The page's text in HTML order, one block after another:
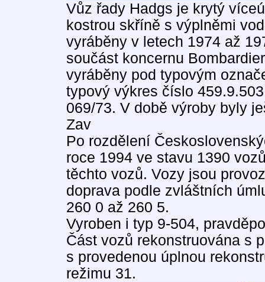
Vůz řady Hadgs je krytý
kostrou skříně s výplněmi
vyráběny v letech 1974 až
součást koncernu
vyráběny pod typovým
typový výkres číslo
069/73. V době výroby byly
Zav
Po rozdělení
roce 1994 ve stavu 1390
těchto vozů. Vozy jsou
doprava podle zvláštních
260 0 až 260 5.
Vyroben i typ 9-504,
Část vozů rekonstruována s
s provedenou úplnou
režimu 31.